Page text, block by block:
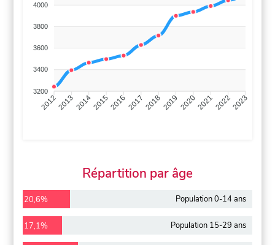
4000
3800
3600
3400
3200
201220132014201520162017 20182019 2020202120222023
Répartition par âge
20,6% Population 0-14 ans
17,1% Population 15-29 ans